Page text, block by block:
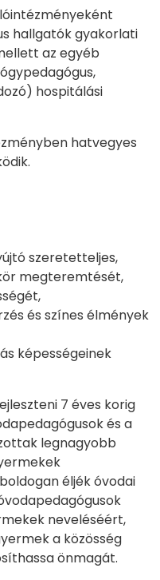
hallgatók gyakorlati
az egyéb
hospitálási
hatvegyes
szeretetteljes,
megteremtését,
és színes élmények
képességeinek
7 éves korig
és a
legnagyobb
éljék óvodai
neveléséért,
a közösség
önmagát.